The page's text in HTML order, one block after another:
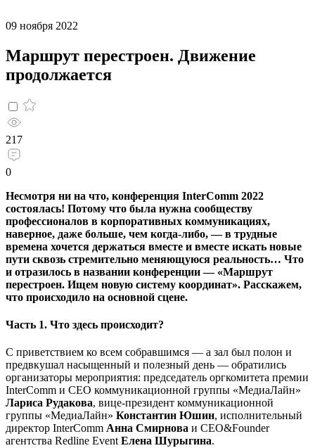
09 ноября 2022
Маршрут перестроен. Движение
продолжается
217
0
Несмотря ни на что, конференция InterComm 2022
состоялась! Потому что была нужна сообществу
профессионалов в корпоративных коммуникациях,
наверное, даже больше, чем когда-либо, — в трудные
времена хочется держаться вместе и вместе искать новые
пути сквозь стремительно меняющуюся реальность… Что
и отразилось в названии конференции — «Маршрут
перестроен. Ищем новую систему координат». Расскажем,
что происходило на основной сцене.
Часть 1. Что здесь происходит?
С приветствием ко всем собравшимся — а зал был полон и
предвкушал насыщенный и полезный день — обратились
организаторы мероприятия: председатель оргкомитета премии
InterComm и CEO коммуникационной группы «МедиаЛайн»
Лариса Рудакова, вице-президент коммуникационной
группы «МедиаЛайн» Константин Юшин, исполнительный
директор InterComm Анна Смирнова и CEO&Founder
агентства Redline Event Елена Шурыгина.